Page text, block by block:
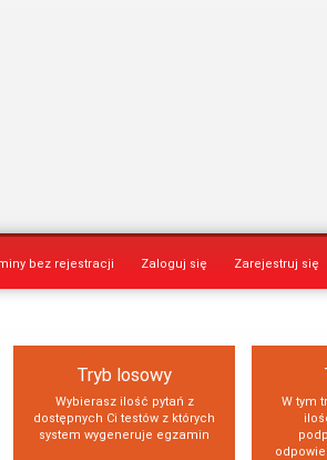
bez rejestracji Zaloguj się Zarejestruj się
Tryb losowy
Wybierasz ilość pytań z
dostępnych Ci testów z których
system wygeneruje egzamin
W tym